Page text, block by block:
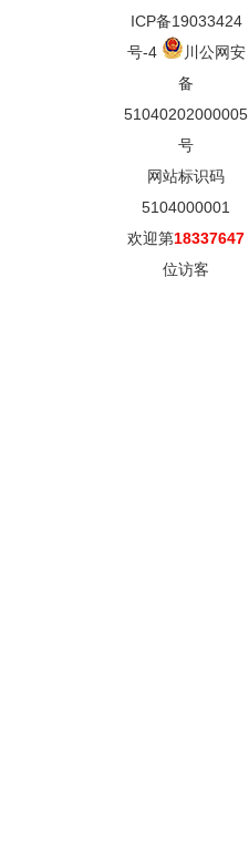
ICP备19033424
号-4
川公网安
备
51040202000005
号
网站标识码
5104000001
欢迎第18337647
位访客